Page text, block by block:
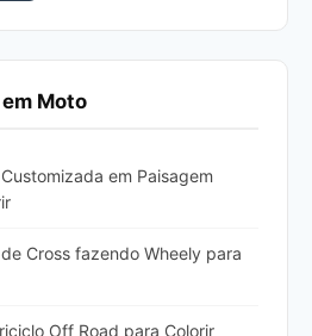
Moto
em Paisagem
Cross fazendo Wheely para
Off Road para Colorir